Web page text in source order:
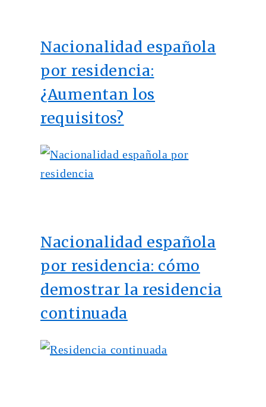
Nacionalidad española
por residencia:
¿Aumentan los
requisitos?
Nacionalidad española
por residencia: cómo
demostrar la residencia
continuada